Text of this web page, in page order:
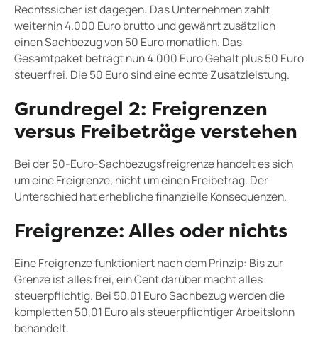
Rechtssicher ist dagegen: Das Unternehmen zahlt
weiterhin 4.000 Euro brutto und gewährt zusätzlich
einen Sachbezug von 50 Euro monatlich. Das
Gesamtpaket beträgt nun 4.000 Euro Gehalt plus 50 Euro
steuerfrei. Die 50 Euro sind eine echte Zusatzleistung.
Grundregel 2: Freigrenzen
versus Freibeträge verstehen
Bei der 50-Euro-Sachbezugsfreigrenze handelt es sich
um eine Freigrenze, nicht um einen Freibetrag. Der
Unterschied hat erhebliche finanzielle Konsequenzen.
Freigrenze: Alles oder nichts
Eine Freigrenze funktioniert nach dem Prinzip: Bis zur
Grenze ist alles frei, ein Cent darüber macht alles
steuerpflichtig. Bei 50,01 Euro Sachbezug werden die
kompletten 50,01 Euro als steuerpflichtiger Arbeitslohn
behandelt.